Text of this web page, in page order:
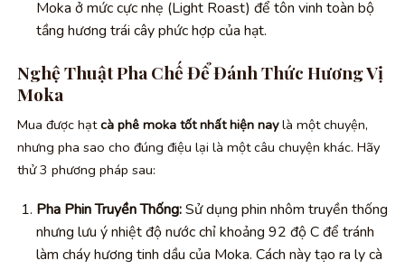
Moka ở mức cực nhẹ (Light Roast) để tôn vinh toàn bộ
tầng hương trái cây phức hợp của hạt.
Nghệ Thuật Pha Chế Để Đánh Thức Hương Vị
Moka
Mua được hạtcà phê moka tốt nhất hiện naylà một chuyện,
nhưng pha sao cho đúng điệu lại là một câu chuyện khác. Hãy
thử 3 phương pháp sau:
Pha Phin Truyền Thống:Sử dụng phin nhôm truyền thống
nhưng lưu ý nhiệt độ nước chỉ khoảng 92 độ C để tránh
làm cháy hương tinh dầu của Moka. Cách này tạo ra ly cà